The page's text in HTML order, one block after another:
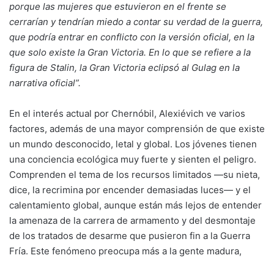
porque las mujeres que estuvieron en el frente se
cerrarían y tendrían miedo a contar su verdad de la guerra,
que podría entrar en conflicto con la versión oficial, en la
que solo existe la Gran Victoria. En lo que se refiere a la
figura de Stalin, la Gran Victoria eclipsó al Gulag en la
narrativa oficial”.
En el interés actual por Chernóbil, Alexiévich ve varios
factores, además de una mayor comprensión de que existe
un mundo desconocido, letal y global. Los jóvenes tienen
una conciencia ecológica muy fuerte y sienten el peligro.
Comprenden el tema de los recursos limitados —su nieta,
dice, la recrimina por encender demasiadas luces— y el
calentamiento global, aunque están más lejos de entender
la amenaza de la carrera de armamento y del desmontaje
de los tratados de desarme que pusieron fin a la Guerra
Fría. Este fenómeno preocupa más a la gente madura,